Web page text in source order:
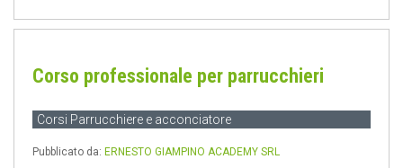
Corso professionale per parrucchieri
Corsi Parrucchiere e acconciatore
Pubblicato da: ERNESTO GIAMPINO ACADEMY SRL